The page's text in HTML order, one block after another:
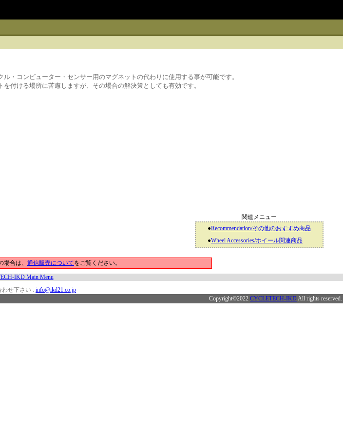
・コンピューター・センサー用のマグネットの代わりに使用する事が可能です。
付ける場所に苦慮しますが、その場合の解決策としても有効です。
関連メニュー
●Recommendation/その他のおすすめ商品
●Wheel Accessories/ホイール関連商品
合は、 通信販売についてをご覧ください。
IKD Main Menu
わせ下さい : info@ikd21.co.jp
Copyright©2022 CYCLETECH-IKD All rights reserved.